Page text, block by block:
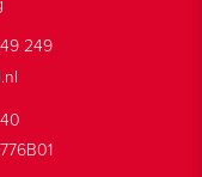
249